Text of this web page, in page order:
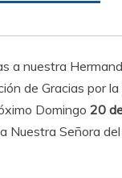
a nuestra
de Gracias por
Domingo 20
Nuestra Señora del